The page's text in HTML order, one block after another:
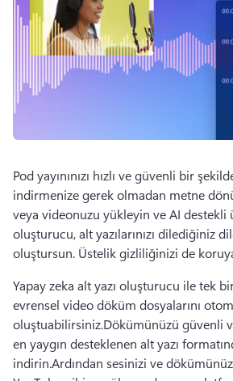
Pod yayınınızı hızlı ve güvenli bir
indirmenize gerek olmadan metne
veya videonuzu yükleyin ve AI destekli
oluşturucu, alt yazılarınızı dilediğiniz
oluştursun. Üstelik gizliliğinizi de
Yapay zeka alt yazı oluşturucu ile tek
evrensel video döküm dosyalarını
oluştuabilirsiniz.Dökümünüzü güvenli
en yaygın desteklenen alt yazı
indirin.Ardından sesinizi ve